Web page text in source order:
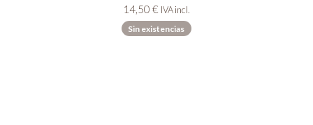
14,50 € IVA incl.
Sin existencias